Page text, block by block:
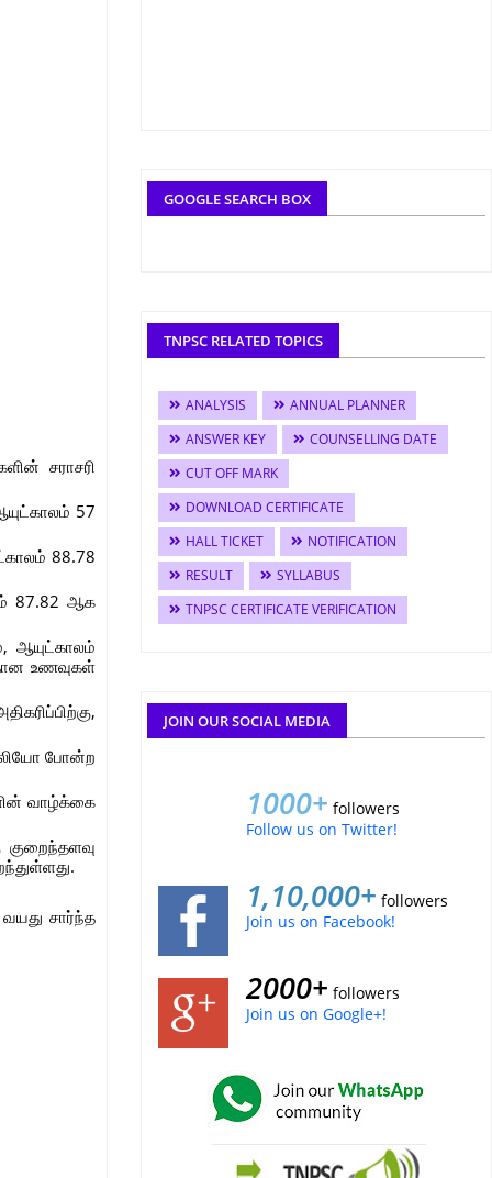
சராசரி
57
88.78
87.82 ஆக
ஆயுட்காலம்
உணவுகள்
போன்ற
வாழ்க்கை
சார்ந்த
GOOGLE SEARCH BOX
TNPSC RELATED TOPICS
ANALYSIS
ANNUAL PLANNER
ANSWER KEY
COUNSELLING DATE
CUT OFF MARK
DOWNLOAD CERTIFICATE
HALL TICKET
NOTIFICATION
RESULT
SYLLABUS
TNPSC CERTIFICATE VERIFICATION
JOIN OUR SOCIAL MEDIA
1000+ followers
Follow us on Twitter!
1,10,000+ followers
Join us on Facebook!
2000+ followers
Join us on Google+!